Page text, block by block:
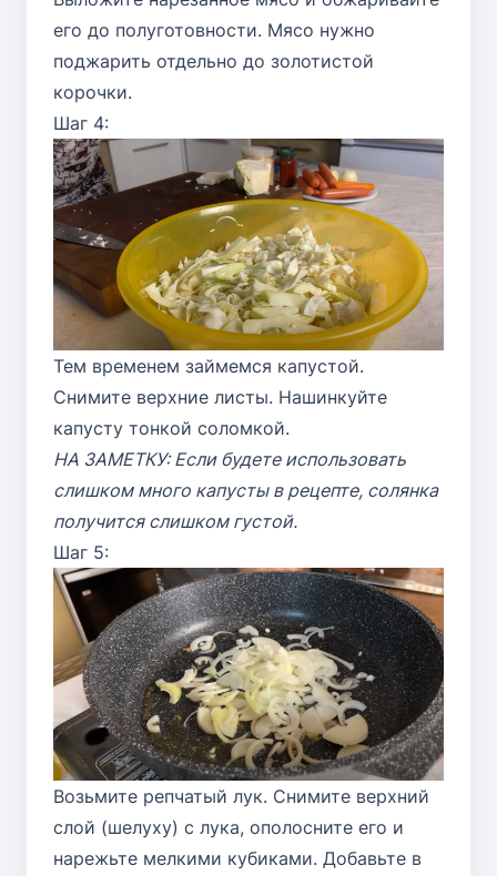
его до полуготовности. Мясо нужно
поджарить отдельно до золотистой
корочки.
Шаг 4:
Тем временем займемся капустой.
Снимите верхние листы. Нашинкуйте
капусту тонкой соломкой.
НА ЗАМЕТКУ: Если будете использовать
слишком много капусты в рецепте, солянка
получится слишком густой.
Шаг 5:
Возьмите репчатый лук. Снимите верхний
слой (шелуху) с лука, ополосните его и
нарежьте мелкими кубиками. Добавьте в